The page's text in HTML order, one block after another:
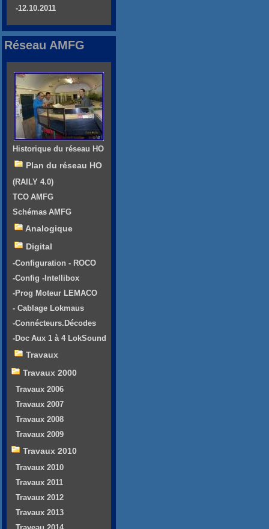
-12.10.2011
Réseau AMFG
Historique du réseau HO
Plan du réseau HO
(RAILY 4.0)
TCO AMFG
Schémas AMFG
Analogique
Digital
-Configuration - ROCO
-Config -Intellibox
-Prog Moteur LEMACO
- Cablage Lokmaus
-Connécteurs.Décodes
-Doc Aux 1 à 4 LokSound
Travaux
Travaux 2000
Travaux 2006
Travaux 2007
Travaux 2008
Travaux 2009
Travaux 2010
Travaux 2010
Travaux 2011
Travaux 2012
Travaux 2013